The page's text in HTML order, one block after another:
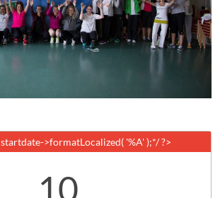
startdate->formatLocalized( '%A' );*/ ?>
10.